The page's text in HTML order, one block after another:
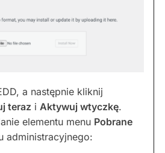
a następnie kliknij
teraz i Aktywuj wtyczkę.
elementu menu Pobrane
administracyjnego: